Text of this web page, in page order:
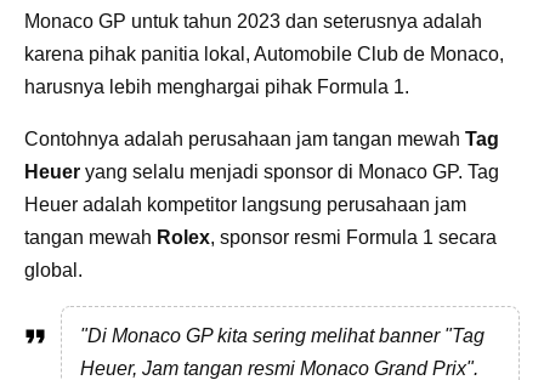
Monaco GP untuk tahun 2023 dan seterusnya adalah
karena pihak panitia lokal, Automobile Club de Monaco,
harusnya lebih menghargai pihak Formula 1.
Contohnya adalah perusahaan jam tangan mewah Tag
Heuer yang selalu menjadi sponsor di Monaco GP. Tag
Heuer adalah kompetitor langsung perusahaan jam
tangan mewah Rolex, sponsor resmi Formula 1 secara
global.
"Di Monaco GP kita sering melihat banner "Tag
Heuer, Jam tangan resmi Monaco Grand Prix".